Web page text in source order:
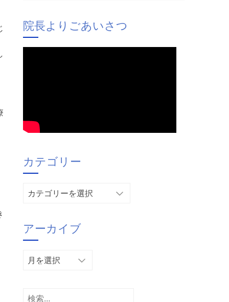
院長よりごあいさつ
カテゴリー
カ
リ
ー
アーカイブ
ア
イ
検